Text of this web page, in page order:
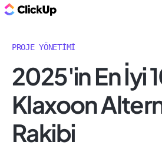
PROJE YÖNETIMI
2025'in En İyi
Klaxoon
Rakibi